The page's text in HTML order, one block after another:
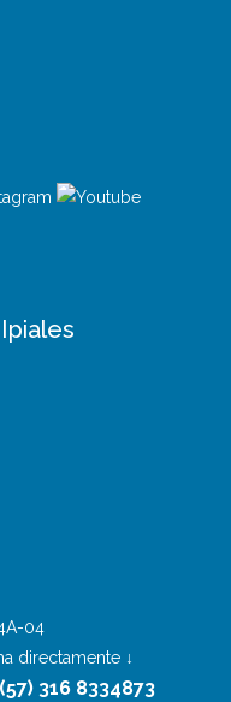
04
directamente ↓
(57) 316 8334873